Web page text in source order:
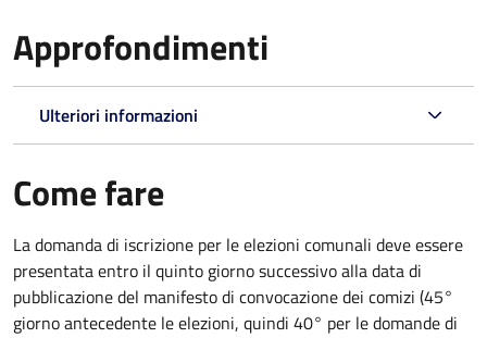
Approfondimenti
Ulteriori informazioni
Come fare
La domanda di iscrizione per le elezioni comunali deve essere
presentata entro il quinto giorno successivo alla data di
pubblicazione del manifesto di convocazione dei comizi (45°
giorno antecedente le elezioni, quindi 40° per le domande di